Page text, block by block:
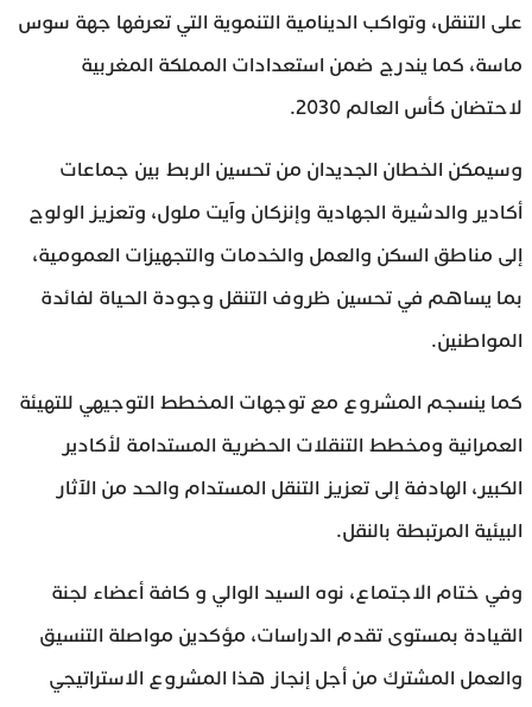
على التنقل، وتواكب الدينامية التنموية التي تعرفها جهة سوس
ماسة، كما يندرج ضمن استعدادات المملكة المغربية
لاحتضان كأس العالم 2030.
وسيمكن الخطان الجديدان من تحسين الربط بين جماعات
أكادير والدشيرة الجهادية وإنزكان وآيت ملول، وتعزيز الولوج
إلى مناطق السكن والعمل والخدمات والتجهيزات العمومية،
بما يساهم في تحسين ظروف التنقل وجودة الحياة لفائدة
المواطنين.
كما ينسجم المشروع مع توجهات المخطط التوجيهي للتهيئة
العمرانية ومخطط التنقلات الحضرية المستدامة لأكادير
الكبير، الهادفة إلى تعزيز التنقل المستدام والحد من الآثار
البيئية المرتبطة بالنقل.
وفي ختام الاجتماع، نوه السيد الوالي و كافة أعضاء لجنة
القيادة بمستوى تقدم الدراسات، مؤكدين مواصلة التنسيق
والعمل المشترك من أجل إنجاز هذا المشروع الاستراتيجي